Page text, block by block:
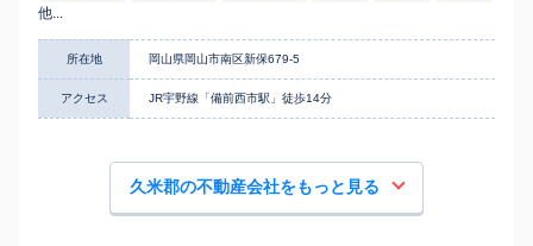
他...
所在地 岡山県岡山市南区新保679-5
アクセス JR宇野線「備前西市駅」徒歩14分
久米郡の不動産会社をもっと見る